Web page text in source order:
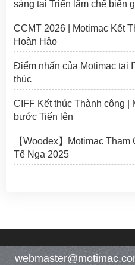
sáng tại Triển lãm chế biến
CCMT 2026 | Motimac Kết
Hoàn Hảo
Điểm nhấn của Motimac tại
thúc
CIFF Kết thúc Thành công |
bước Tiến lên
【Woodex】Motimac
Tế Nga 2025